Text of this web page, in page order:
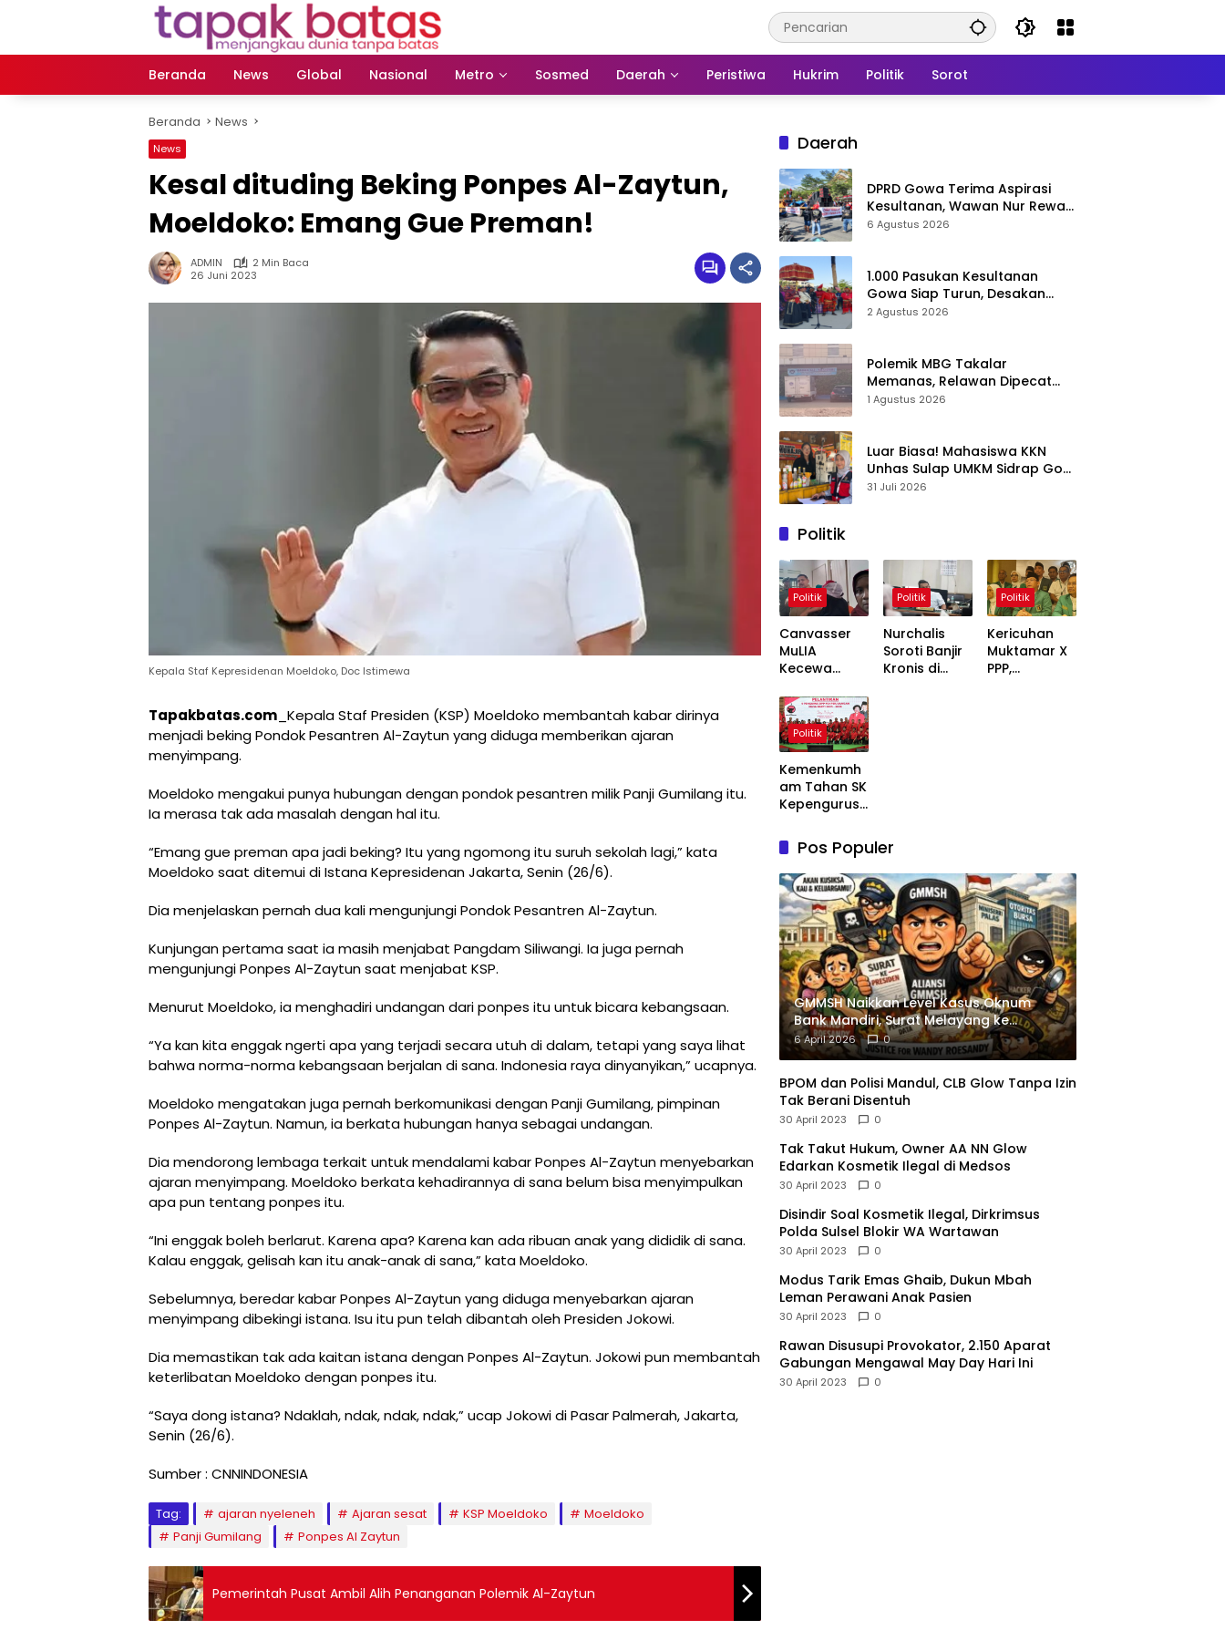
Beranda
News Global Nasional Metro Sosmed Daerah Peristiwa Hukrim Politik Sorot
Beranda News
News
Kesal dituding Beking Ponpes Al-Zaytun,
Moeldoko: Emang Gue Preman!
ADMIN
2 Min Baca
26 Juni 2023
Kepala Staf Kepresidenan Moeldoko, Doc Istimewa
Tapakbatas.com _Kepala Staf Presiden (KSP) Moeldoko membantah kabar dirinya
menjadi beking Pondok Pesantren Al-Zaytun yang diduga memberikan ajaran
menyimpang.
Moeldoko mengakui punya hubungan dengan pondok pesantren milik Panji Gumilang itu.
Ia merasa tak ada masalah dengan hal itu.
“Emang gue preman apa jadi beking? Itu yang ngomong itu suruh sekolah lagi,” kata
Moeldoko saat ditemui di Istana Kepresidenan Jakarta, Senin (26/6).
Dia menjelaskan pernah dua kali mengunjungi Pondok Pesantren Al-Zaytun.
Kunjungan pertama saat ia masih menjabat Pangdam Siliwangi. Ia juga pernah
mengunjungi Ponpes Al-Zaytun saat menjabat KSP.
Menurut Moeldoko, ia menghadiri undangan dari ponpes itu untuk bicara kebangsaan.
“Ya kan kita enggak ngerti apa yang terjadi secara utuh di dalam, tetapi yang saya lihat
bahwa norma-norma kebangsaan berjalan di sana. Indonesia raya dinyanyikan,” ucapnya.
Moeldoko mengatakan juga pernah berkomunikasi dengan Panji Gumilang, pimpinan
Ponpes Al-Zaytun. Namun, ia berkata hubungan hanya sebagai undangan.
Dia mendorong lembaga terkait untuk mendalami kabar Ponpes Al-Zaytun menyebarkan
ajaran menyimpang. Moeldoko berkata kehadirannya di sana belum bisa menyimpulkan
apa pun tentang ponpes itu.
“Ini enggak boleh berlarut. Karena apa? Karena kan ada ribuan anak yang dididik di sana.
Kalau enggak, gelisah kan itu anak-anak di sana,” kata Moeldoko.
Sebelumnya, beredar kabar Ponpes Al-Zaytun yang diduga menyebarkan ajaran
menyimpang dibekingi istana. Isu itu pun telah dibantah oleh Presiden Jokowi.
Dia memastikan tak ada kaitan istana dengan Ponpes Al-Zaytun. Jokowi pun membantah
keterlibatan Moeldoko dengan ponpes itu.
“Saya dong istana? Ndaklah, ndak, ndak, ndak,” ucap Jokowi di Pasar Palmerah, Jakarta,
Senin (26/6).
Sumber : CNNINDONESIA
Tag: ajaran nyeleneh Ajaran sesat KSP Moeldoko
Moeldoko
Panji Gumilang
Ponpes Al Zaytun
Pemerintah Pusat Ambil Alih Penanganan Polemik Al-Zaytun
Daerah
DPRD Gowa Terima Aspirasi
Kesultanan, Wawan Nur Rewa
Apresiasi Polresta Gowa
6 Agustus 2026
1.000 Pasukan Kesultanan
Gowa Siap Turun, Desakan
Cabut Perda LAD Menguat
2 Agustus 2026
Polemik MBG Takalar
Memanas, Relawan Dipecat
Sepihak? BGN Mulai Bongkar
1 Agustus 2026
Luar Biasa! Mahasiswa KKN
Unhas Sulap UMKM Sidrap Go
Digital dalam Hitungan Hari
31 Juli 2026
Politik
Politik
Canvasser
MuLIA
Kecewa
Respons
Appi Soal
RT/RW Dinilai
Menyinggung
Politik
Nurchalis
Soroti Banjir
Kronis di
Politik
Kericuhan
Muktamar X
PPP,
Politik
Kemenkumh
am Tahan SK
Kepengurusa
Tunggu
Kelengkapan
Administrasi
Pos Populer
GMMSH Naikkan Level Kasus Oknum
Bank Mandiri, Surat Melayang ke
Presiden
6 April 2026 0
BPOM dan Polisi Mandul, CLB Glow Tanpa Izin
Tak Berani Disentuh
30 April 2023 0
Tak Takut Hukum, Owner AA NN Glow
Edarkan Kosmetik Ilegal di Medsos
30 April 2023 0
Disindir Soal Kosmetik Ilegal, Dirkrimsus
Polda Sulsel Blokir WA Wartawan
30 April 2023 0
Modus Tarik Emas Ghaib, Dukun Mbah
Leman Perawani Anak Pasien
30 April 2023 0
Rawan Disusupi Provokator, 2.150 Aparat
Gabungan Mengawal May Day Hari Ini
30 April 2023 0